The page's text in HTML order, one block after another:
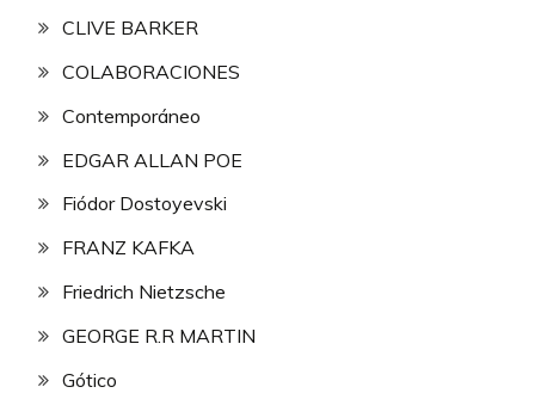
CLIVE BARKER
COLABORACIONES
Contemporáneo
EDGAR ALLAN POE
Fiódor Dostoyevski
FRANZ KAFKA
Friedrich Nietzsche
GEORGE R.R MARTIN
Gótico